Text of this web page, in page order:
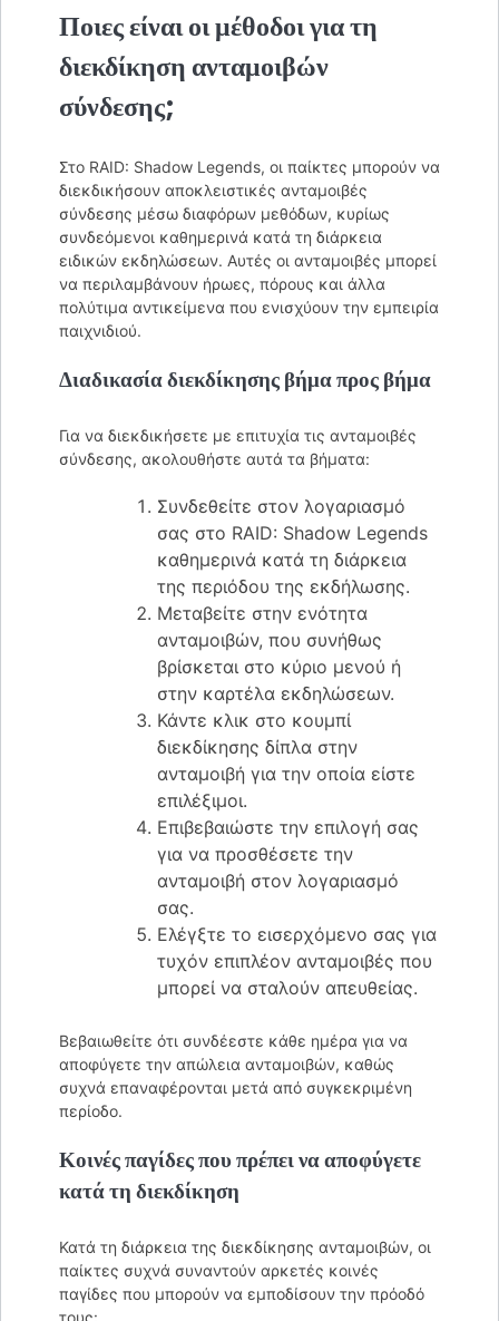
Ποιες είναι οι μέθοδοι για τη
διεκδίκηση ανταμοιβών
σύνδεσης;
Στο RAID: Shadow Legends, οι παίκτες μπορούν να
διεκδικήσουν αποκλειστικές ανταμοιβές
σύνδεσης μέσω διαφόρων μεθόδων, κυρίως
συνδεόμενοι καθημερινά κατά τη διάρκεια
ειδικών εκδηλώσεων. Αυτές οι ανταμοιβές μπορεί
να περιλαμβάνουν ήρωες, πόρους και άλλα
πολύτιμα αντικείμενα που ενισχύουν την εμπειρία
παιχνιδιού.
Διαδικασία διεκδίκησης βήμα προς βήμα
Για να διεκδικήσετε με επιτυχία τις ανταμοιβές
σύνδεσης, ακολουθήστε αυτά τα βήματα:
Συνδεθείτε στον λογαριασμό
σας στο RAID: Shadow Legends
καθημερινά κατά τη διάρκεια
της περιόδου της εκδήλωσης.
Μεταβείτε στην ενότητα
ανταμοιβών, που συνήθως
βρίσκεται στο κύριο μενού ή
στην καρτέλα εκδηλώσεων.
Κάντε κλικ στο κουμπί
διεκδίκησης δίπλα στην
ανταμοιβή για την οποία είστε
επιλέξιμοι.
Επιβεβαιώστε την επιλογή σας
για να προσθέσετε την
ανταμοιβή στον λογαριασμό
σας.
Ελέγξτε το εισερχόμενο σας για
τυχόν επιπλέον ανταμοιβές που
μπορεί να σταλούν απευθείας.
Βεβαιωθείτε ότι συνδέεστε κάθε ημέρα για να
αποφύγετε την απώλεια ανταμοιβών, καθώς
συχνά επαναφέρονται μετά από συγκεκριμένη
περίοδο.
Κοινές παγίδες που πρέπει να αποφύγετε
κατά τη διεκδίκηση
Κατά τη διάρκεια της διεκδίκησης ανταμοιβών, οι
παίκτες συχνά συναντούν αρκετές κοινές
παγίδες που μπορούν να εμποδίσουν την πρόοδό
τους: